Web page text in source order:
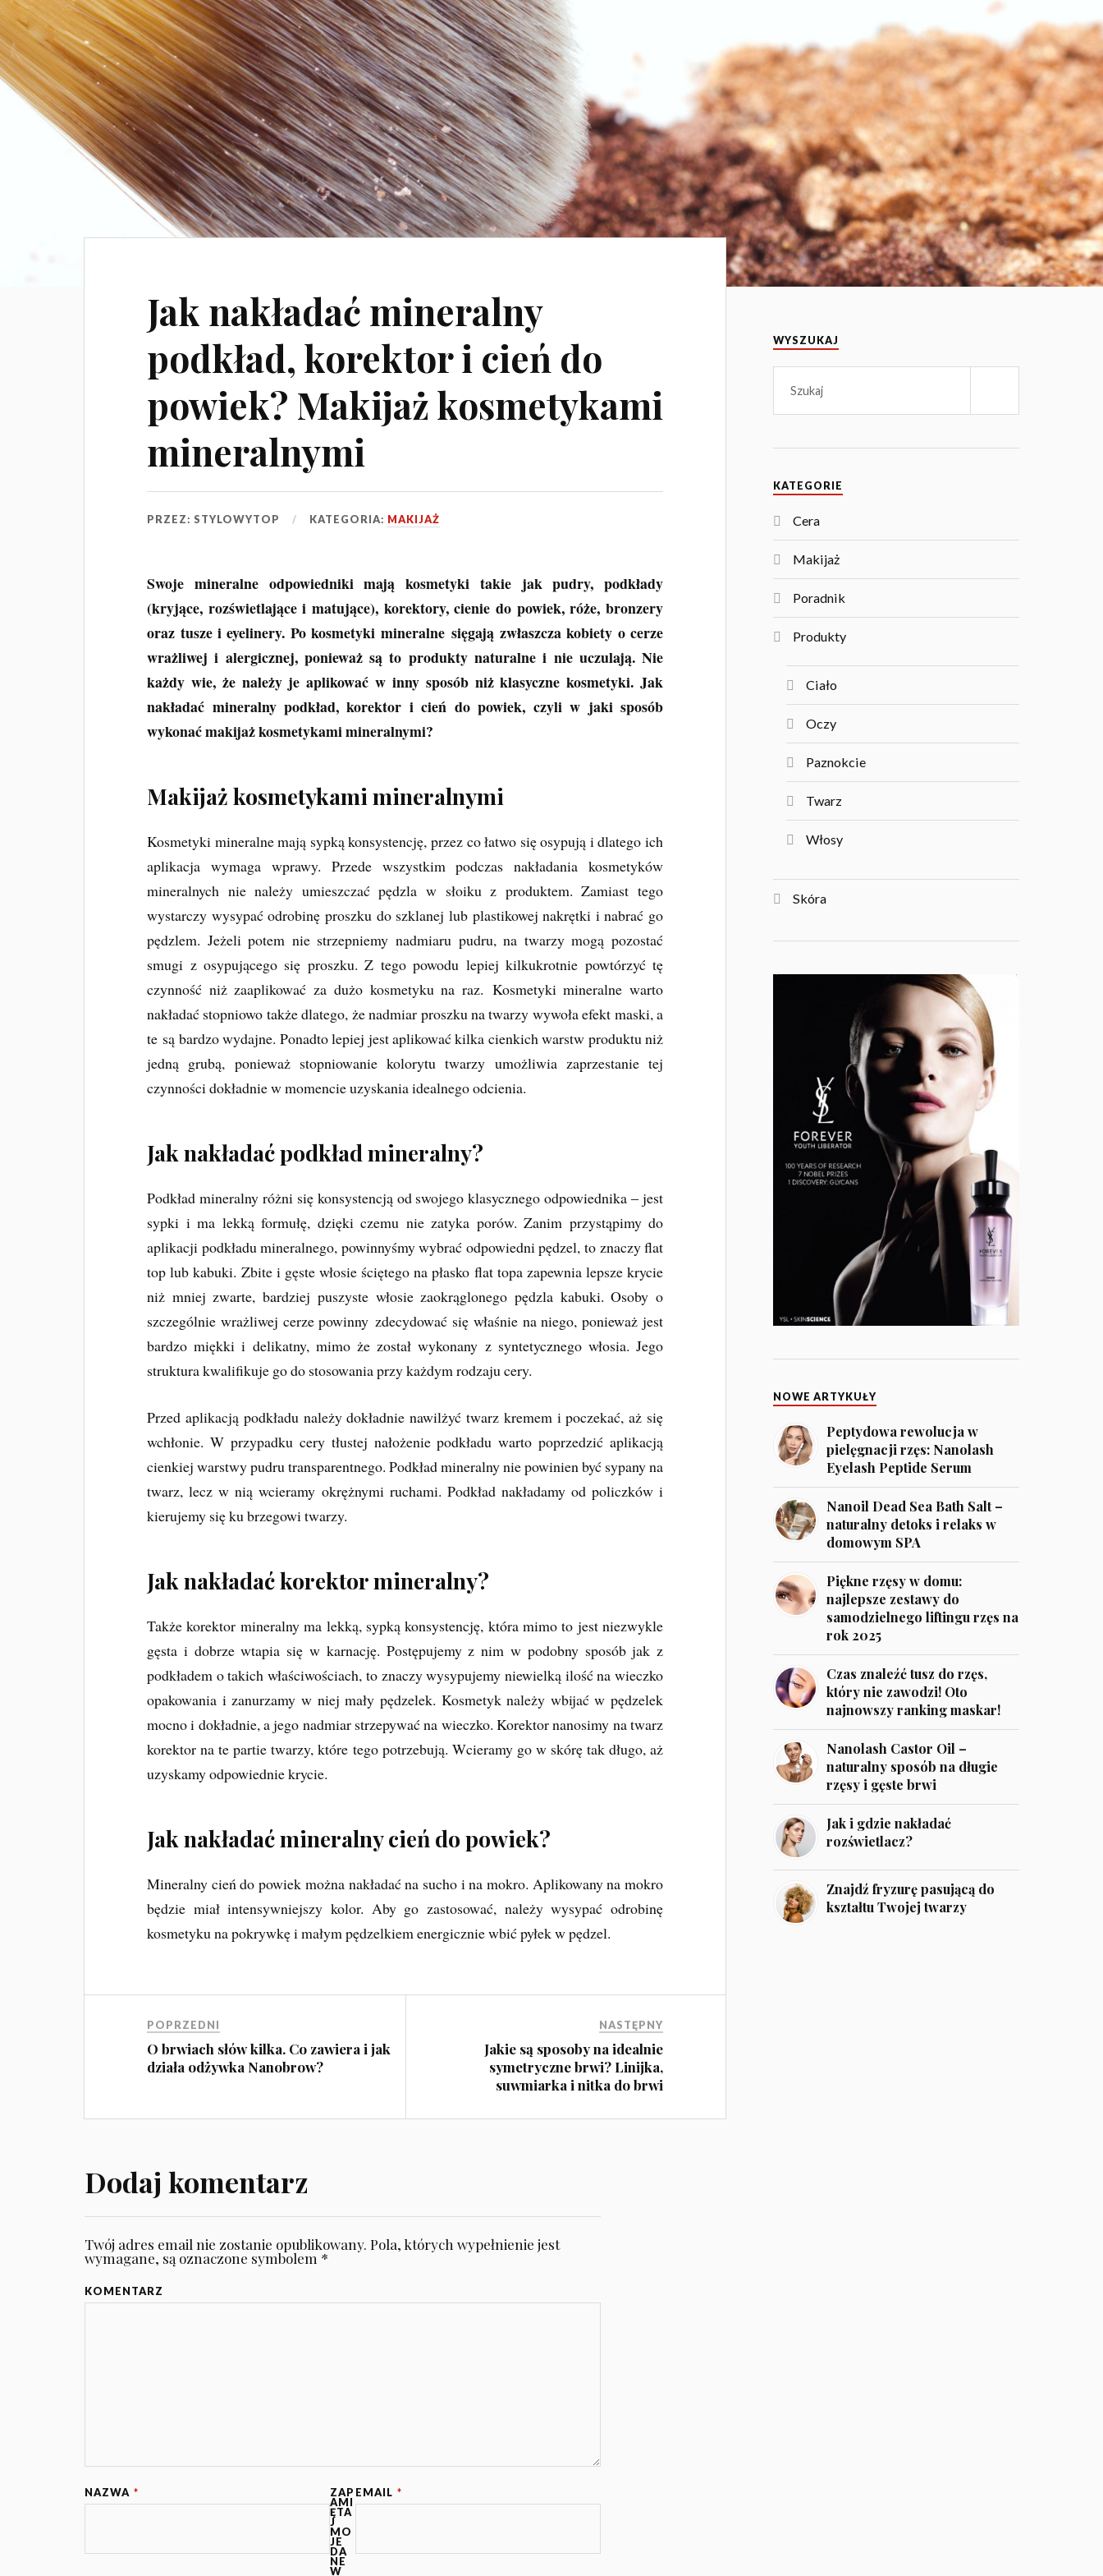
Jak nakładać mineralny
podkład, korektor i cień do
powiek? Makijaż kosmetykami
mineralnymi
PRZEZ: STYLOWYTOP KATEGORIA: MAKIJAŻ
Swoje mineralne odpowiedniki mają kosmetyki takie jak pudry, podkłady
(kryjące, rozświetlające i matujące), korektory, cienie do powiek, róże, bronzery
oraz tusze i eyelinery. Po kosmetyki mineralne sięgają zwłaszcza kobiety o cerze
wrażliwej i alergicznej, ponieważ są to produkty naturalne i nie uczulają. Nie
każdy wie, że należy je aplikować w inny sposób niż klasyczne kosmetyki. Jak
nakładać mineralny podkład, korektor i cień do powiek, czyli w jaki sposób
wykonać makijaż kosmetykami mineralnymi?
Makijaż kosmetykami mineralnymi
Kosmetyki mineralne mają sypką konsystencję, przez co łatwo się osypują i dlatego ich
aplikacja wymaga wprawy. Przede wszystkim podczas nakładania kosmetyków
mineralnych nie należy umieszczać pędzla w słoiku z produktem. Zamiast tego
wystarczy wysypać odrobinę proszku do szklanej lub plastikowej nakrętki i nabrać go
pędzlem. Jeżeli potem nie strzepniemy nadmiaru pudru, na twarzy mogą pozostać
smugi z osypującego się proszku. Z tego powodu lepiej kilkukrotnie powtórzyć tę
czynność niż zaaplikować za dużo kosmetyku na raz. Kosmetyki mineralne warto
nakładać stopniowo także dlatego, że nadmiar proszku na twarzy wywoła efekt maski, a
te są bardzo wydajne. Ponadto lepiej jest aplikować kilka cienkich warstw produktu niż
jedną grubą, ponieważ stopniowanie kolorytu twarzy umożliwia zaprzestanie tej
czynności dokładnie w momencie uzyskania idealnego odcienia.
Jak nakładać podkład mineralny?
Podkład mineralny różni się konsystencją od swojego klasycznego odpowiednika ‒ jest
sypki i ma lekką formułę, dzięki czemu nie zatyka porów. Zanim przystąpimy do
aplikacji podkładu mineralnego, powinnyśmy wybrać odpowiedni pędzel, to znaczy flat
top lub kabuki. Zbite i gęste włosie ściętego na płasko flat topa zapewnia lepsze krycie
niż mniej zwarte, bardziej puszyste włosie zaokrąglonego pędzla kabuki. Osoby o
szczególnie wrażliwej cerze powinny zdecydować się właśnie na niego, ponieważ jest
bardzo miękki i delikatny, mimo że został wykonany z syntetycznego włosia. Jego
struktura kwalifikuje go do stosowania przy każdym rodzaju cery.
Przed aplikacją podkładu należy dokładnie nawilżyć twarz kremem i poczekać, aż się
wchłonie. W przypadku cery tłustej nałożenie podkładu warto poprzedzić aplikacją
cienkiej warstwy pudru transparentnego. Podkład mineralny nie powinien być sypany na
twarz, lecz w nią wcieramy okrężnymi ruchami. Podkład nakładamy od policzków i
kierujemy się ku brzegowi twarzy.
Jak nakładać korektor mineralny?
Także korektor mineralny ma lekką, sypką konsystencję, która mimo to jest niezwykle
gęsta i dobrze wtapia się w karnację. Postępujemy z nim w podobny sposób jak z
podkładem o takich właściwościach, to znaczy wysypujemy niewielką ilość na wieczko
opakowania i zanurzamy w niej mały pędzelek. Kosmetyk należy wbijać w pędzelek
mocno i dokładnie, a jego nadmiar strzepywać na wieczko. Korektor nanosimy na twarz
korektor na te partie twarzy, które tego potrzebują. Wcieramy go w skórę tak długo, aż
uzyskamy odpowiednie krycie.
Jak nakładać mineralny cień do powiek?
Mineralny cień do powiek można nakładać na sucho i na mokro. Aplikowany na mokro
będzie miał intensywniejszy kolor. Aby go zastosować, należy wysypać odrobinę
kosmetyku na pokrywkę i małym pędzelkiem energicznie wbić pyłek w pędzel.
POPRZEDNI
O brwiach słów kilka. Co zawiera i jak
działa odżywka Nanobrow?
NASTĘPNY
Jakie są sposoby na idealnie
symetryczne brwi? Linijka,
suwmiarka i nitka do brwi
Dodaj komentarz
Twój adres email nie zostanie opublikowany. Pola, których wypełnienie jest
wymagane, są oznaczone symbolem *
KOMENTARZ
NAZWA * EMAIL *
ZAP
AMI
ĘTA
J
MO
JE
DA
NE
W
WYSZUKAJ
KATEGORIE
Cera
Makijaż
Poradnik
Produkty
Ciało
Oczy
Paznokcie
Twarz
Włosy
Skóra
NOWE ARTYKUŁY
Peptydowa rewolucja w
pielęgnacji rzęs: Nanolash
Eyelash Peptide Serum
Nanoil Dead Sea Bath Salt –
naturalny detoks i relaks w
domowym SPA
Piękne rzęsy w domu:
najlepsze zestawy do
samodzielnego liftingu rzęs na
rok 2025
Czas znaleźć tusz do rzęs,
który nie zawodzi! Oto
najnowszy ranking maskar!
Nanolash Castor Oil –
naturalny sposób na długie
rzęsy i gęste brwi
Jak i gdzie nakładać
rozświetlacz?
Znajdź fryzurę pasującą do
kształtu Twojej twarzy